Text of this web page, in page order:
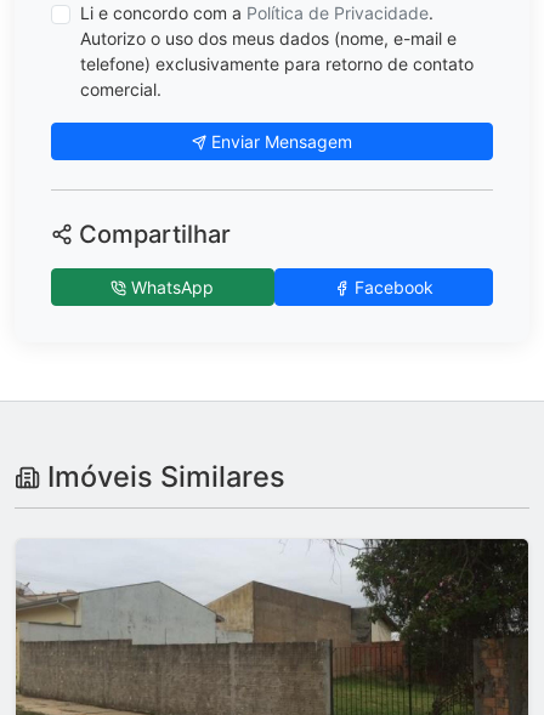
Li e concordo com a Política de Privacidade.
Autorizo o uso dos meus dados (nome, e-mail e
telefone) exclusivamente para retorno de contato
comercial.
Enviar Mensagem
Compartilhar
WhatsApp Facebook
Imóveis Similares